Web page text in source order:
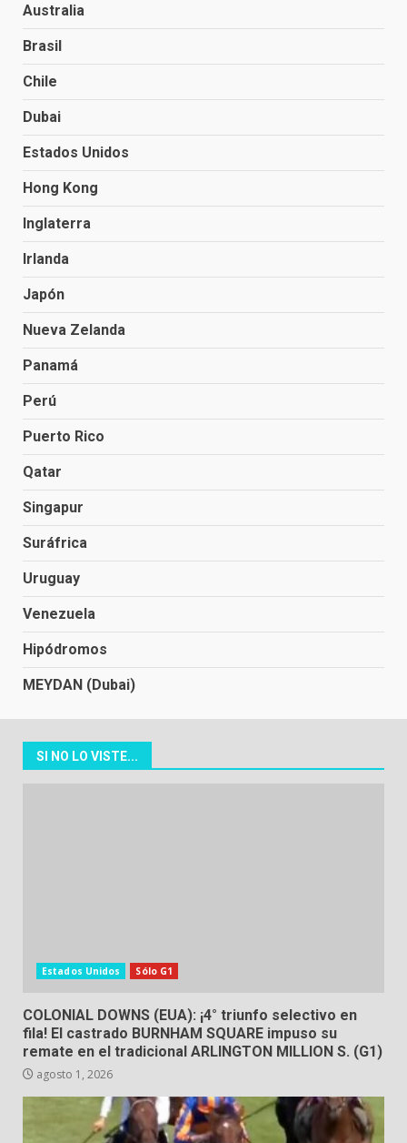
Australia
Brasil
Chile
Dubai
Estados Unidos
Hong Kong
Inglaterra
Irlanda
Japón
Nueva Zelanda
Panamá
Perú
Puerto Rico
Qatar
Singapur
Suráfrica
Uruguay
Venezuela
Hipódromos
MEYDAN (Dubai)
SI NO LO VISTE...
Estados Unidos Sólo G1
COLONIAL DOWNS (EUA): ¡4° triunfo selectivo en
fila! El castrado BURNHAM SQUARE impuso su
remate en el tradicional ARLINGTON MILLION S. (G1)
agosto 1, 2026